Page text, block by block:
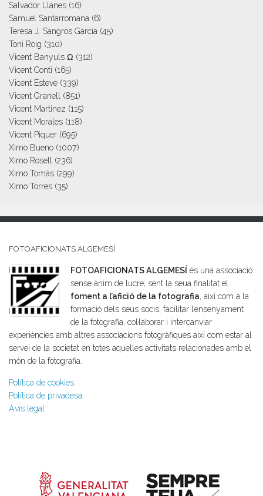
Salvador Llanes (16)
Samuel Santarromana (6)
Teresa J. Sangrós García (45)
Toni Roig (310)
Vicent Banyuls Ω (312)
Vicent Conti (165)
Vicent Esteve (339)
Vicent Granell (851)
Vicent Martinez (115)
Vicent Morales (118)
Vicent Piquer (695)
Ximo Bueno (1007)
Ximo Rosell (236)
Ximo Tomás (299)
Ximo Torres (35)
FOTOAFICIONATS ALGEMESÍ
FOTOAFICIONATS ALGEMESÍ és una associació
sense ànim de lucre, sent la seua finalitat el
foment a l’afició de la fotografia, així com a la
formació dels seus socis, facilitar l’ensenyament
de la fotografia, col·laborar i intercanviar
experiències amb altres associacions fotogràfiques així com estar al
servei de la societat en totes aquelles activitats relacionades amb el
món de la fotografia.
Política de cookies
Política de privadesa
Avís legal